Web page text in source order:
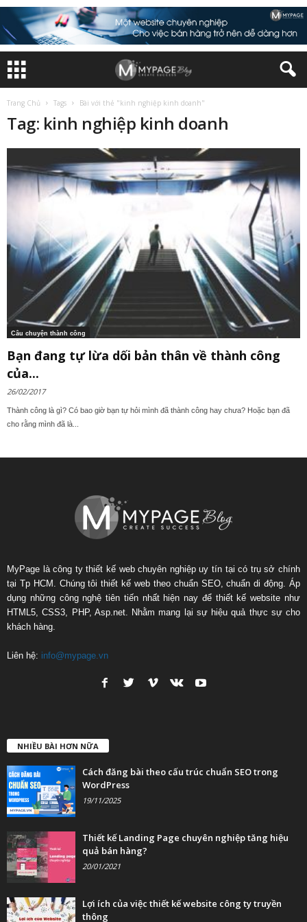
Trang Chủ Tags Bài với thẻ "kinh nghiệp kinh doanh"
Tag: kinh nghiệp kinh doanh
Câu chuyện thành công
Bạn đang tự lừa dối bản thân về thành công
của...
26/02/2017
Thành công là gì? Có bao giờ bạn tự hỏi mình đã thành công hay chưa? Hoặc bạn đã
cho rằng mình đã là...
MyPage là công ty thiết kế web chuyên nghiệp uy tín tại có trụ sở chính
tại Tp HCM. Chúng tôi thiết kế web theo chuẩn SEO, chuẩn di động. Áp
dụng những công nghệ tiên tiến nhất hiện nay để thiết kế website như
HTML5, CSS3, PHP, Asp.net. Nhằm mang lại sự hiệu quả thực sự cho
khách hàng.
Liên hệ: info@mypage.vn
NHIỀU BÀI HƠN NỮA
Cách đăng bài theo cấu trúc chuẩn SEO trong
WordPress
19/11/2025
Thiết kế Landing Page chuyên nghiệp tăng hiệu
quả bán hàng?
20/01/2021
Lợi ích của việc thiết kế website công ty truyền
thông